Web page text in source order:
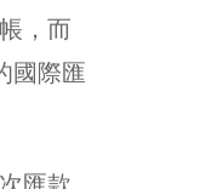
，而
國際匯